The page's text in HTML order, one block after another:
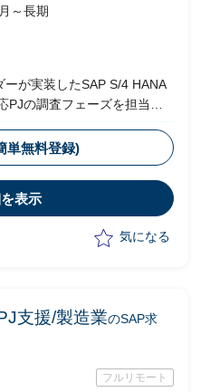
～長期
ーが実装したSAP S/4 HANA
PJの調査フェーズを担当
案までを推進
ーズは2026年10月～12月を
後2027年1月以降に実現化フ
行予定
IFRS対応の設計・実装面の問
単無料登録)
表示
気になる
支援/製造業のSAP求
フルリモート